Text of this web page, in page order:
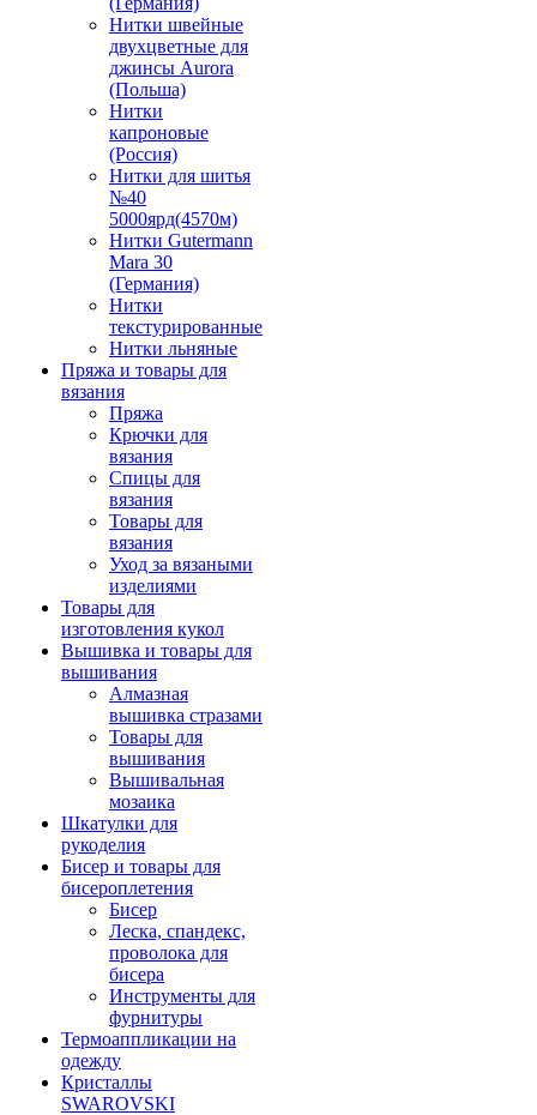
Нитки швейные
двухцветные для
джинсы Aurora
(Польша)
Нитки
капроновые
(Россия)
Нитки для шитья
№40
5000ярд(4570м)
Нитки Gutermann
Mara 30
(Германия)
Нитки
текстурированные
Нитки льняные
Пряжа и товары для
вязания
Пряжа
Крючки для
вязания
Спицы для
вязания
Товары для
вязания
Уход за вязаными
изделиями
Товары для
изготовления кукол
Вышивка и товары для
вышивания
Алмазная
вышивка стразами
Товары для
вышивания
Вышивальная
мозаика
Шкатулки для
рукоделия
Бисер и товары для
бисероплетения
Бисер
Леска, спандекс,
проволока для
бисера
Инструменты для
фурнитуры
Термоаппликации на
одежду
Кристаллы
SWAROVSKI